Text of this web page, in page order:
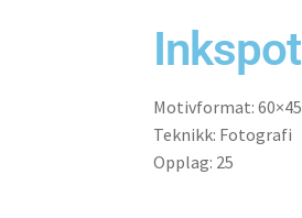
Motivformat: 60×45
Teknikk: Fotografi
Opplag: 25